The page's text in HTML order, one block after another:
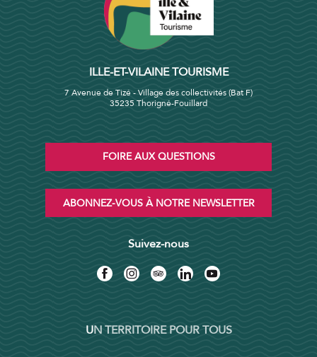
ILLE-ET-VILAINE TOURISME
7 Avenue de Tizé - Village des collectivités (Bat F)
35235 Thorigné-Fouillard
FOIRE AUX QUESTIONS
ABONNEZ-VOUS À NOTRE NEWSLETTER
Suivez-nous
UN TERRITOIRE POUR TOUS